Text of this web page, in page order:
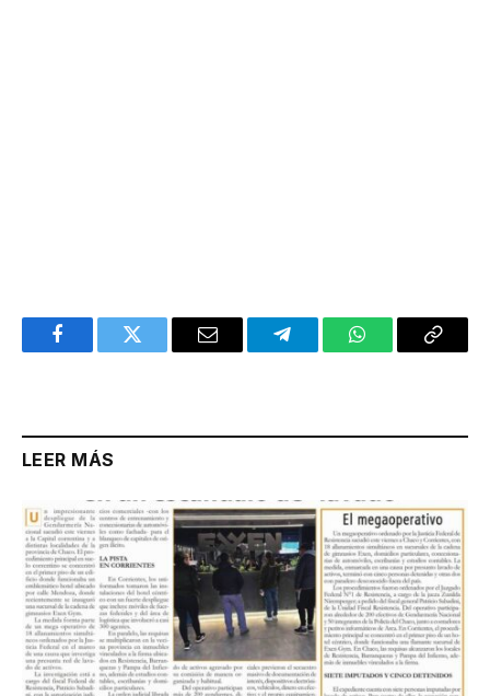
FacebookTwitter Email TelegramWhatsAppCopy
LEER MÁS